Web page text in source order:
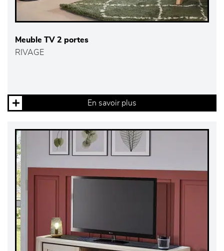
Meuble TV 2 portes
RIVAGE
En savoir plus